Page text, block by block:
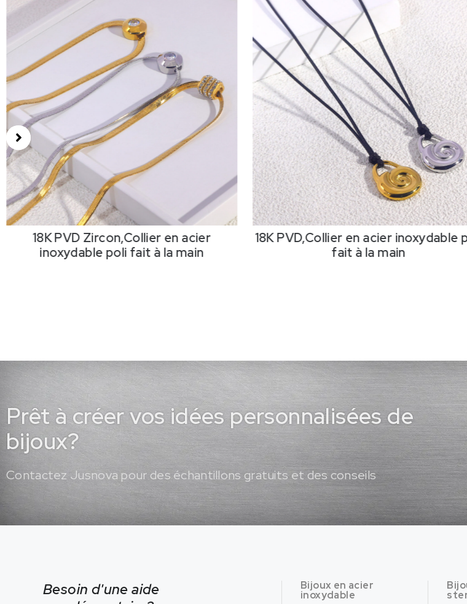
18K PVD Zircon,Collier en acier
inoxydable poli fait à la main
18K PVD,Collier en acier inoxydable poli
fait à la main
Prêt à créer vos idées personnalisées de
bijoux?
Contactez Jusnova pour des échantillons gratuits et des conseils
Besoin d'une aide
Bijoux en acier
inoxydable